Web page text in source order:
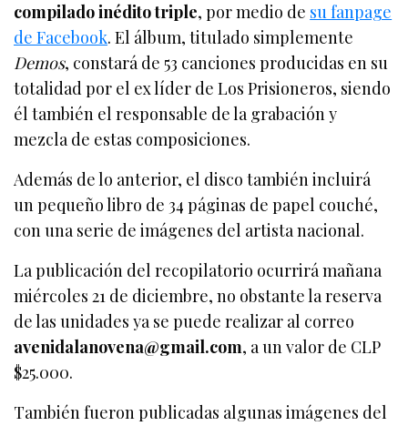
compilado inédito triple, por medio de su fanpage
de Facebook. El álbum, titulado simplemente
Demos, constará de 53 canciones producidas en su
totalidad por el ex líder de Los Prisioneros, siendo
él también el responsable de la grabación y
mezcla de estas composiciones.
Además de lo anterior, el disco también incluirá
un pequeño libro de 34 páginas de papel couché,
con una serie de imágenes del artista nacional.
La publicación del recopilatorio ocurrirá mañana
miércoles 21 de diciembre, no obstante la reserva
de las unidades ya se puede realizar al correo
avenidalanovena@gmail.com, a un valor de CLP
$25.000.
También fueron publicadas algunas imágenes del